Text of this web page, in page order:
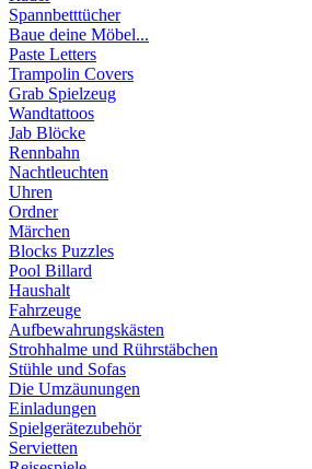
Spannbetttücher
Baue deine Möbel...
Paste Letters
Trampolin Covers
Grab Spielzeug
Wandtattoos
Jab Blöcke
Rennbahn
Nachtleuchten
Uhren
Ordner
Märchen
Blocks Puzzles
Pool Billard
Haushalt
Fahrzeuge
Aufbewahrungskästen
Strohhalme und Rührstäbchen
Stühle und Sofas
Die Umzäunungen
Einladungen
Spielgerätezubehör
Servietten